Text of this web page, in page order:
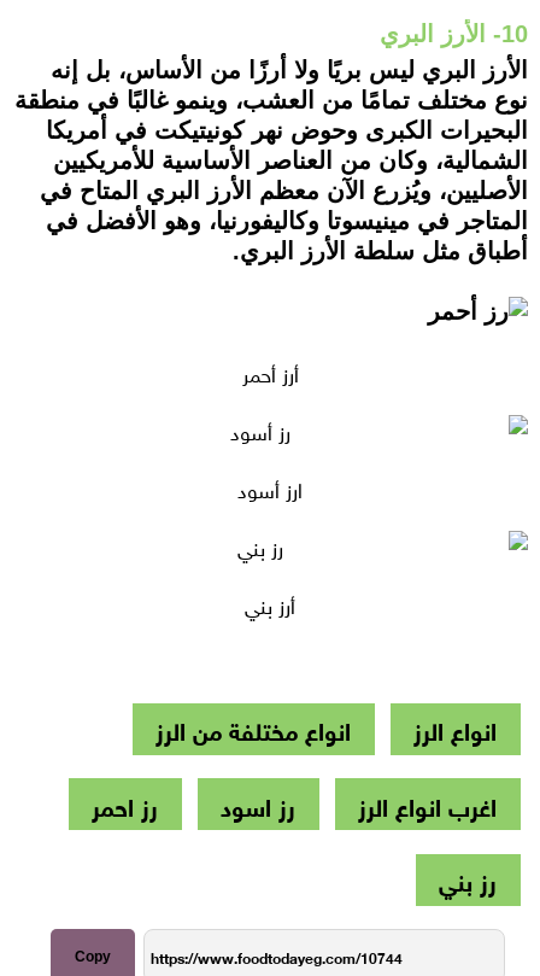
10- الأرز البري
الأرز البري ليس بريًا ولا أرزًا من الأساس، بل إنه
نوع مختلف تمامًا من العشب، وينمو غالبًا في منطقة
البحيرات الكبرى وحوض نهر كونيتيكت في أمريكا
الشمالية، وكان من العناصر الأساسية للأمريكيين
الأصليين، ويُزرع الآن معظم الأرز البري المتاح في
المتاجر في مينيسوتا وكاليفورنيا، وهو الأفضل في
أطباق مثل سلطة الأرز البري.
أرز أحمر
ارز أسود
أرز بني
انواع الرز
انواع مختلفة من الرز
اغرب انواع الرز
رز اسود
رز احمر
رز بني
Copy